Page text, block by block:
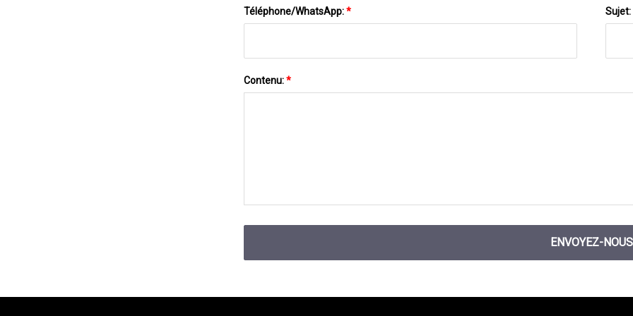
Téléphone/WhatsApp:* Sujet:
Contenu:*
ENVOYEZ-NOUS